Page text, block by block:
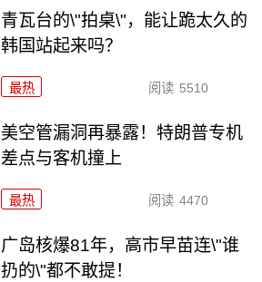
青瓦台的\"拍桌\"，能让跪太久的
韩国站起来吗？
最热 阅读 5510
美空管漏洞再暴露！特朗普专机
差点与客机撞上
最热 阅读 4470
广岛核爆81年，高市早苗连\"谁
扔的\"都不敢提！